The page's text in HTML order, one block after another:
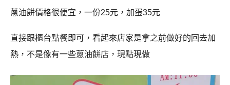
蔥油餅價格很便宜，一份25元，加蛋35元
直接跟櫃台點餐即可，看起來店家是拿之前做好的回去加
熱，不是像有一些蔥油餅店，現點現做